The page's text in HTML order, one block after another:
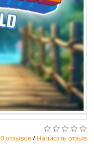
0 отзывов/ Написать отзыв